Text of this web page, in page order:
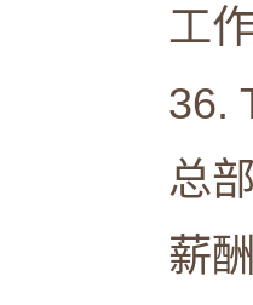
工作
36.
总部:
薪酬